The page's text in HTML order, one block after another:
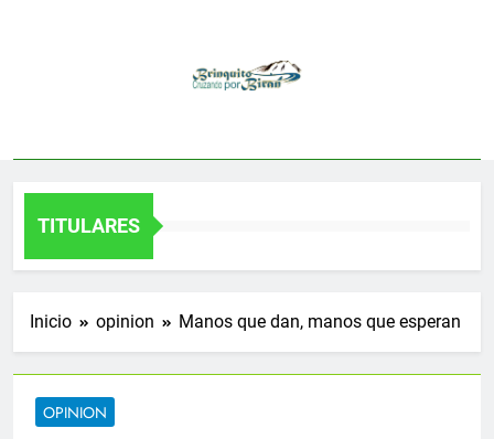
TITULARES
Inicio opinion Manos que dan, manos que esperan
OPINION